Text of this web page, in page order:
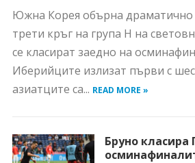
Южна Корея обърна драматично
трети кръг на група H на
се класират заедно на
Иберийците излизат първи с
азиатците са... READ MORE »
Бруно класира